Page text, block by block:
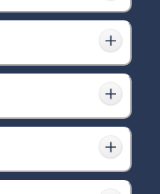
漆还是普通乳胶
进口品牌